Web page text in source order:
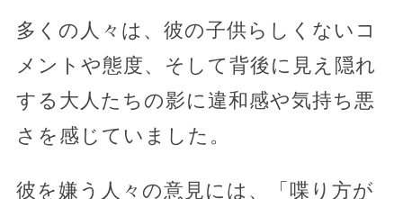
多くの人々は、彼の子供らしくないコ
メントや態度、そして背後に見え隠れ
する大人たちの影に違和感や気持ち悪
さを感じていました。
彼を嫌う人々の意見には、「喋り方が